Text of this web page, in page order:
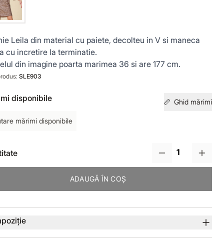
Leila din material cu paiete, decolteu in V si maneca
cu incretire la terminatie.
din imagine poarta marimea 36 si are 177 cm.
SLE903
disponibile Ghid mărimi
mărimi disponibile
ADAUGĂ ÎN COȘ